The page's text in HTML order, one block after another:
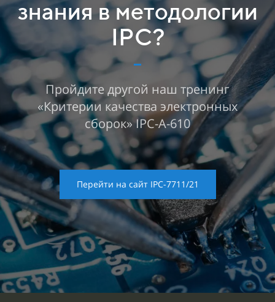
знания в методологии
IPC?
Пройдите другой наш тренинг
«Критерии качества электронных
сборок» IPC-A-610
Перейти на сайт IPC-7711/21